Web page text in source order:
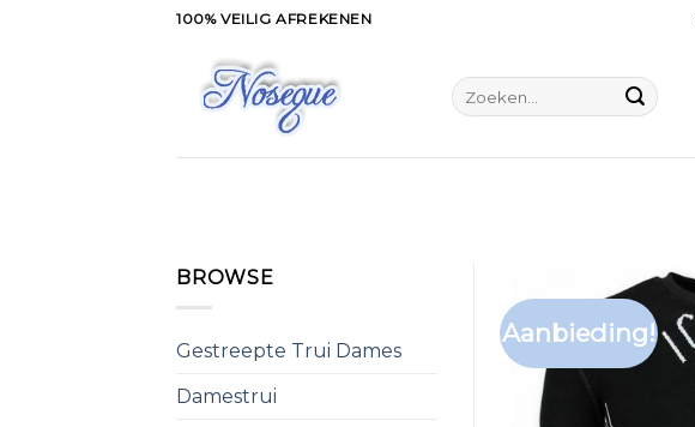
100% VEILIG AFREKENEN
Zoeken
naar:
BROWSE
Gestreepte Trui Dames
Damestrui
Aanbieding!